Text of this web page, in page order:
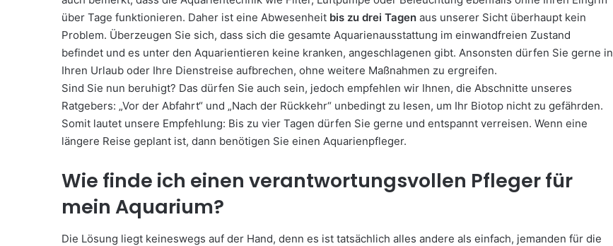
über Tage funktionieren. Daher ist eine Abwesenheit bis zu drei Tagen aus unserer Sicht überhaupt kein
Problem. Überzeugen Sie sich, dass sich die gesamte Aquarienausstattung im einwandfreien Zustand
befindet und es unter den Aquarientieren keine kranken, angeschlagenen gibt. Ansonsten dürfen Sie gerne in
Ihren Urlaub oder Ihre Dienstreise aufbrechen, ohne weitere Maßnahmen zu ergreifen.
Sind Sie nun beruhigt? Das dürfen Sie auch sein, jedoch empfehlen wir Ihnen, die Abschnitte unseres
Ratgebers: „Vor der Abfahrt“ und „Nach der Rückkehr“ unbedingt zu lesen, um Ihr Biotop nicht zu gefährden.
Somit lautet unsere Empfehlung: Bis zu vier Tagen dürfen Sie gerne und entspannt verreisen. Wenn eine
längere Reise geplant ist, dann benötigen Sie einen Aquarienpfleger.
Wie finde ich einen verantwortungsvollen Pfleger für
mein Aquarium?
Die Lösung liegt keineswegs auf der Hand, denn es ist tatsächlich alles andere als einfach, jemanden für die